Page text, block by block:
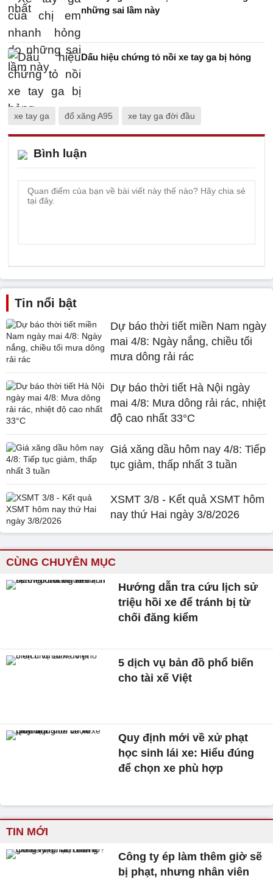
những sai lầm này
Dấu hiệu chứng tỏ nồi xe tay ga bị hỏng
xe tay ga đổ xăng A95 xe tay ga đời đầu
Bình luận
Tin nổi bật
Dự báo thời tiết miền Nam ngày
mai 4/8: Ngày nắng, chiều tối
mưa dông rải rác
Dự báo thời tiết Hà Nội ngày
mai 4/8: Mưa dông rải rác, nhiệt
độ cao nhất 33°C
Giá xăng dầu hôm nay 4/8: Tiếp
tục giảm, thấp nhất 3 tuần
XSMT 3/8 - Kết quả XSMT hôm
nay thứ Hai ngày 3/8/2026
CÙNG CHUYÊN MỤC
Hướng dẫn tra cứu lịch sử
triệu hồi xe để tránh bị từ
chối đăng kiểm
5 dịch vụ bản đồ phổ biến
cho tài xế Việt
Quy định mới về xử phạt
học sinh lái xe: Hiểu đúng
để chọn xe phù hợp
TIN MỚI
Công ty ép làm thêm giờ sẽ
bị phạt, nhưng nhân viên